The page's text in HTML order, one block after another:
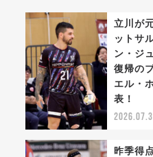
立川が
ットサ
ン・ジ
復帰の
エル・
表！
2026.07.31
昨季得